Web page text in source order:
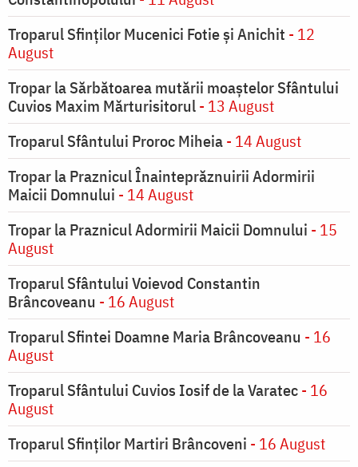
Troparul Sfinţilor Mucenici Fotie şi Anichit - 12
August
Tropar la Sărbătoarea mutării moaştelor Sfântului
Cuvios Maxim Mărturisitorul- 13 August
Troparul Sfântului Proroc Miheia- 14 August
Tropar la Praznicul Înainteprăznuirii Adormirii
Maicii Domnului - 14 August
Tropar la Praznicul Adormirii Maicii Domnului - 15
August
Troparul Sfântului Voievod Constantin
Brâncoveanu - 16 August
Troparul Sfintei Doamne Maria Brâncoveanu - 16
August
Troparul Sfântului Cuvios Iosif de la Varatec- 16
August
Troparul Sfinților Martiri Brâncoveni - 16 August